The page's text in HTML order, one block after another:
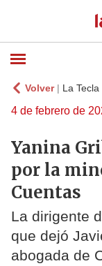
Volver| La
4 de febrero de
Yanina
por la
Cuentas
La dirigente
que dejó
abogada de